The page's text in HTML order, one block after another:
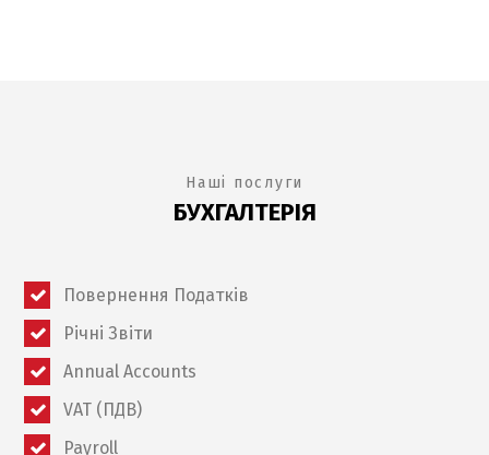
Наші послуги
БУХГАЛТЕРІЯ
Повернення Податків
Річні Звіти
Annual Accounts
VAT (ПДВ)
Payroll